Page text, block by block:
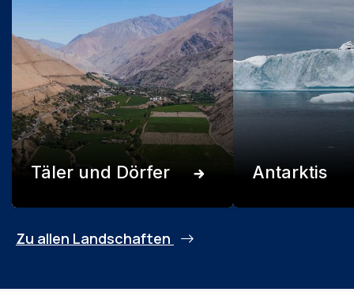
Täler und Dörfer Antarktis
Zu allen Landschaften